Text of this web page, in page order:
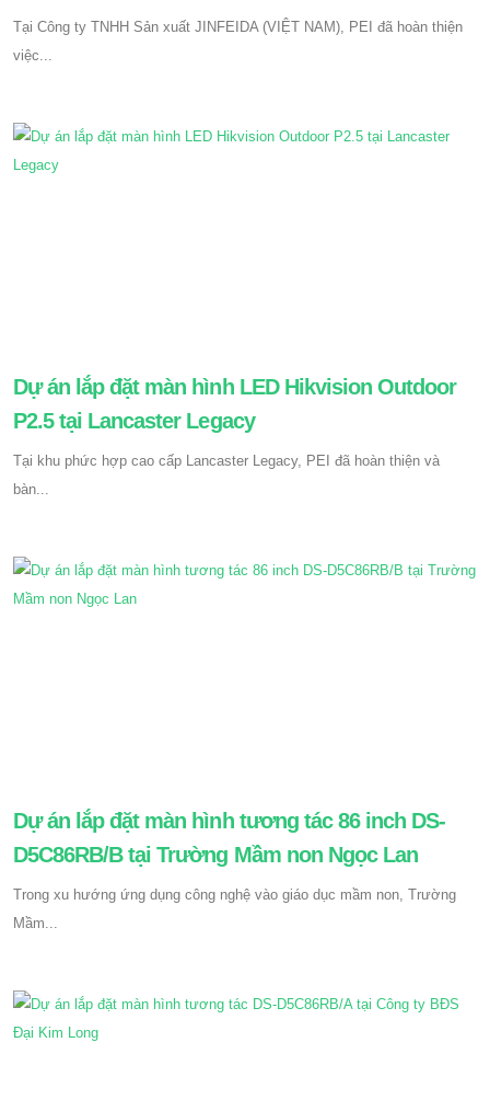
Tại Công ty TNHH Sản xuất JINFEIDA (VIỆT NAM), PEI đã hoàn thiện
việc...
Dự án lắp đặt màn hình LED Hikvision Outdoor
P2.5 tại Lancaster Legacy
Tại khu phức hợp cao cấp Lancaster Legacy, PEI đã hoàn thiện và
bàn...
Dự án lắp đặt màn hình tương tác 86 inch DS-
D5C86RB/B tại Trường Mầm non Ngọc Lan
Trong xu hướng ứng dụng công nghệ vào giáo dục mầm non, Trường
Mầm...